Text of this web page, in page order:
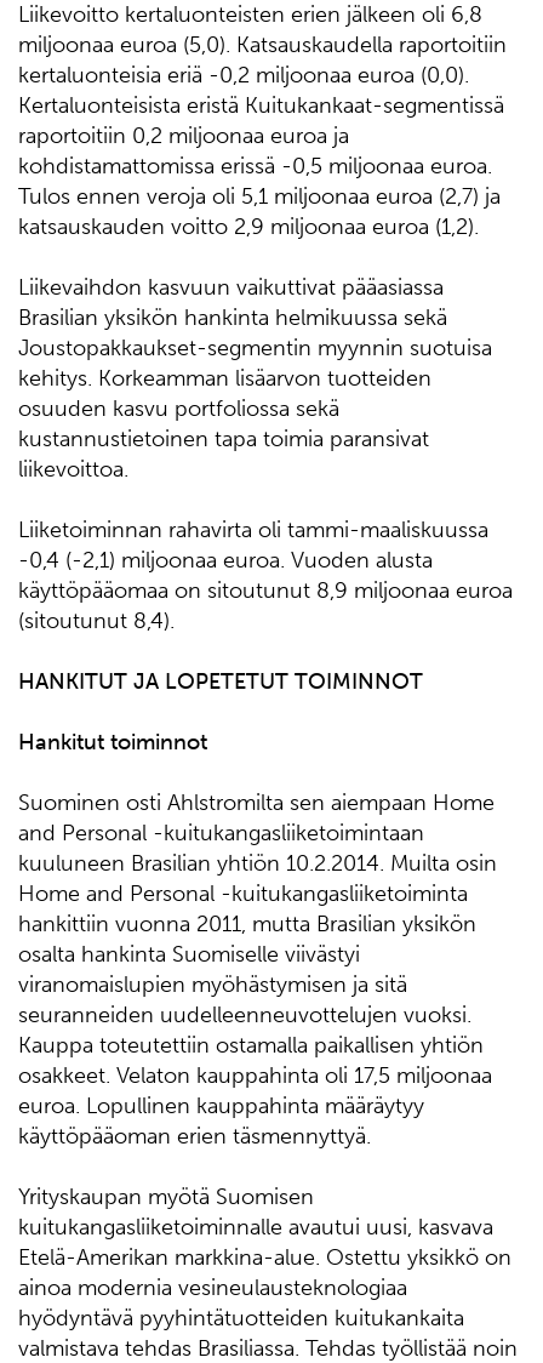
Liikevoitto kertaluonteisten erien jälkeen oli 6,8
miljoonaa euroa (5,0). Katsauskaudella raportoitiin
kertaluonteisia eriä -0,2 miljoonaa euroa (0,0).
Kertaluonteisista eristä Kuitukankaat-segmentissä
raportoitiin 0,2 miljoonaa euroa ja
kohdistamattomissa erissä -0,5 miljoonaa euroa.
Tulos ennen veroja oli 5,1 miljoonaa euroa (2,7) ja
katsauskauden voitto 2,9 miljoonaa euroa (1,2).
Liikevaihdon kasvuun vaikuttivat pääasiassa
Brasilian yksikön hankinta helmikuussa sekä
Joustopakkaukset-segmentin myynnin suotuisa
kehitys. Korkeamman lisäarvon tuotteiden
osuuden kasvu portfoliossa sekä
kustannustietoinen tapa toimia paransivat
liikevoittoa.
Liiketoiminnan rahavirta oli tammi-maaliskuussa
-0,4 (-2,1) miljoonaa euroa. Vuoden alusta
käyttöpääomaa on sitoutunut 8,9 miljoonaa euroa
(sitoutunut 8,4).
HANKITUT JA LOPETETUT TOIMINNOT
Hankitut toiminnot
Suominen osti Ahlstromilta sen aiempaan Home
and Personal -kuitukangasliiketoimintaan
kuuluneen Brasilian yhtiön 10.2.2014. Muilta osin
Home and Personal -kuitukangasliiketoiminta
hankittiin vuonna 2011, mutta Brasilian yksikön
osalta hankinta Suomiselle viivästyi
viranomaislupien myöhästymisen ja sitä
seuranneiden uudelleenneuvottelujen vuoksi.
Kauppa toteutettiin ostamalla paikallisen yhtiön
osakkeet. Velaton kauppahinta oli 17,5 miljoonaa
euroa. Lopullinen kauppahinta määräytyy
käyttöpääoman erien täsmennyttyä.
Yrityskaupan myötä Suomisen
kuitukangasliiketoiminnalle avautui uusi, kasvava
Etelä-Amerikan markkina-alue. Ostettu yksikkö on
ainoa modernia vesineulausteknologiaa
hyödyntävä pyyhintätuotteiden kuitukankaita
valmistava tehdas Brasiliassa. Tehdas työllistää noin